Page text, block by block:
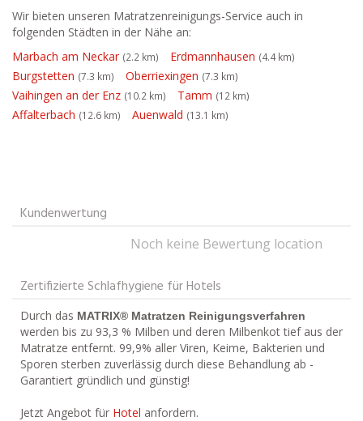
Wir bieten unseren Matratzenreinigungs-Service auch in
folgenden Städten in der Nähe an:
Marbach am Neckar (2.2 km) Erdmannhausen (4.4 km)
Burgstetten (7.3 km) Oberriexingen (7.3 km)
Vaihingen an der Enz (10.2 km) Tamm (12 km)
Affalterbach (12.6 km) Auenwald (13.1 km)
Kundenwertung
Noch keine Bewertung location
Zertifizierte Schlafhygiene für Hotels
Durch das MATRIX® Matratzen Reinigungsverfahren
werden bis zu 93,3 % Milben und deren Milbenkot tief aus der
Matratze entfernt. 99,9% aller Viren, Keime, Bakterien und
Sporen sterben zuverlässig durch diese Behandlung ab -
Garantiert gründlich und günstig!
Jetzt Angebot für Hotel anfordern.